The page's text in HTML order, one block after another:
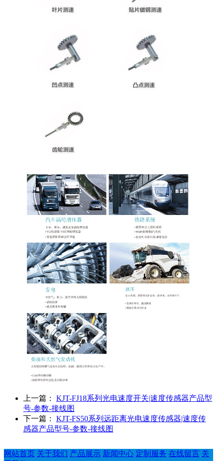
上一篇： KJT-FJ18系列光电速度开关|速度传感器产品型
号-参数-接线图
下一篇： KJT-FS50系列远距离光电速度传感器|速度传
感器产品型号-参数-接线图
网站首页 关于我们 产品展示 新闻中心 定制服务 在线留言 关